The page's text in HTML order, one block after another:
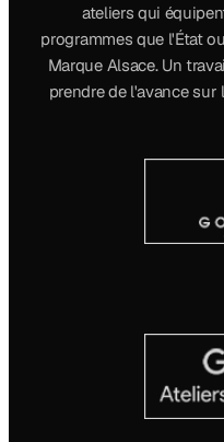
ateliers qui
programmes que l'État
Marque Alsace. Un
prendre de l'avance